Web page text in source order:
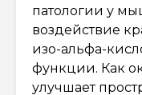
патологии у
воздействие
изо-альфа-
функции. Как
улучшает